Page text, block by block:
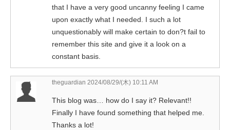
that I have a very good uncanny feeling I came
upon exactly what I needed. I such a lot
unquestionably will make certain to don?t fail to
remember this site and give it a look on a
constant basis.
theguardian 2024/08/29/(木) 10:11 AM
This blog was… how do I say it? Relevant!!
Finally I have found something that helped me.
Thanks a lot!